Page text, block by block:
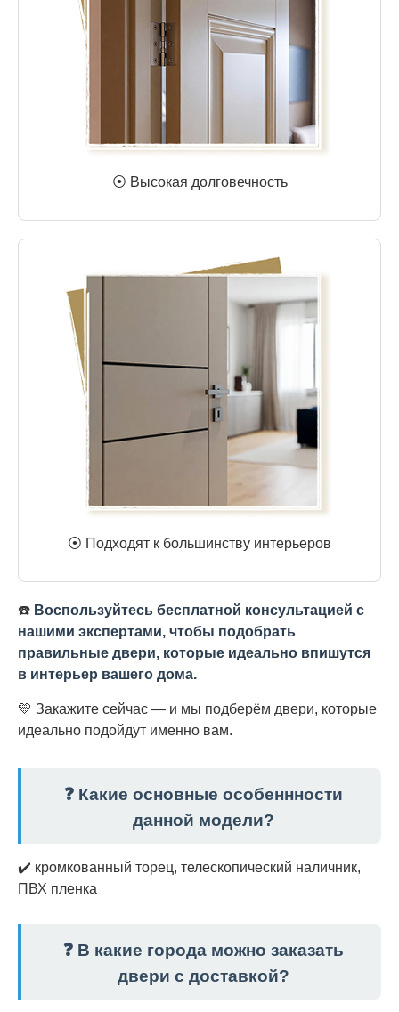
⦿ Высокая долговечность
⦿ Подходят к большинству интерьеров
☎️ Воспользуйтесь бесплатной консультацией с
нашими экспертами, чтобы подобрать
правильные двери, которые идеально впишутся
в интерьер вашего дома.
💛 Закажите сейчас — и мы подберём двери, которые
идеально подойдут именно вам.
❓ Какие основные особеннности
данной модели?
✔️ кромкованный торец, телескопический наличник,
ПВХ пленка
❓ В какие города можно заказать
двери с доставкой?